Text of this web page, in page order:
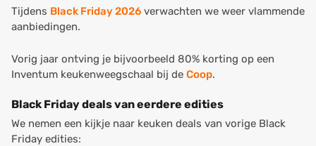
Tijdens Black Friday 2026 verwachten we weer vlammende
aanbiedingen.
Vorig jaar ontving je bijvoorbeeld 80% korting op een
Inventum keukenweegschaal bij de Coop.
Black Friday deals van eerdere edities
We nemen een kijkje naar keuken deals van vorige Black
Friday edities: